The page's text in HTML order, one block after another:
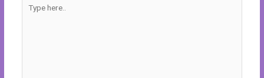
here..